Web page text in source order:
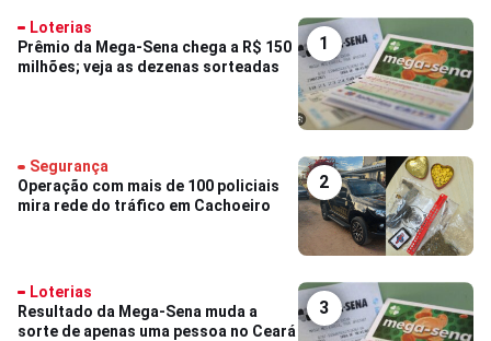
1
Loterias
Prêmio da Mega-Sena chega a R$ 150
milhões; veja as dezenas sorteadas
2
Segurança
Operação com mais de 100 policiais
mira rede do tráfico em Cachoeiro
3
Loterias
Resultado da Mega-Sena muda a
sorte de apenas uma pessoa no Ceará